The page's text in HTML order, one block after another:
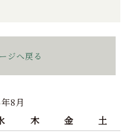
ジへ戻る
8月
木 金
土